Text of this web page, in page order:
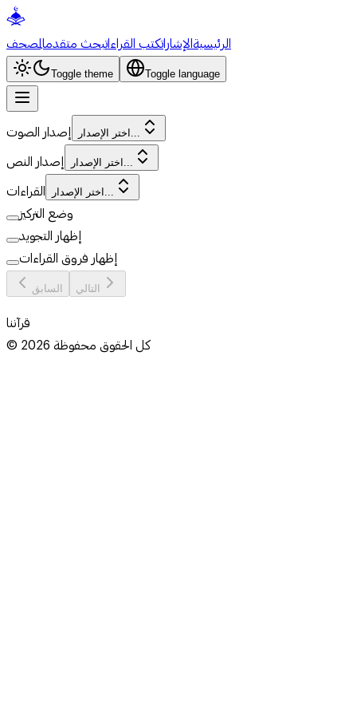
الرئيسيةالإشاراتكتب القراءاتبحث متقدمالمصحف
Toggle theme Toggle language
إصدار الصوت اختر الإصدار...
إصدار النص اختر الإصدار...
القراءات اختر الإصدار...
وضع التركيز
إظهار التجويد
إظهار فروق القراءات
السابق التالي
قرآننا
© 2026كل الحقوق محفوظة